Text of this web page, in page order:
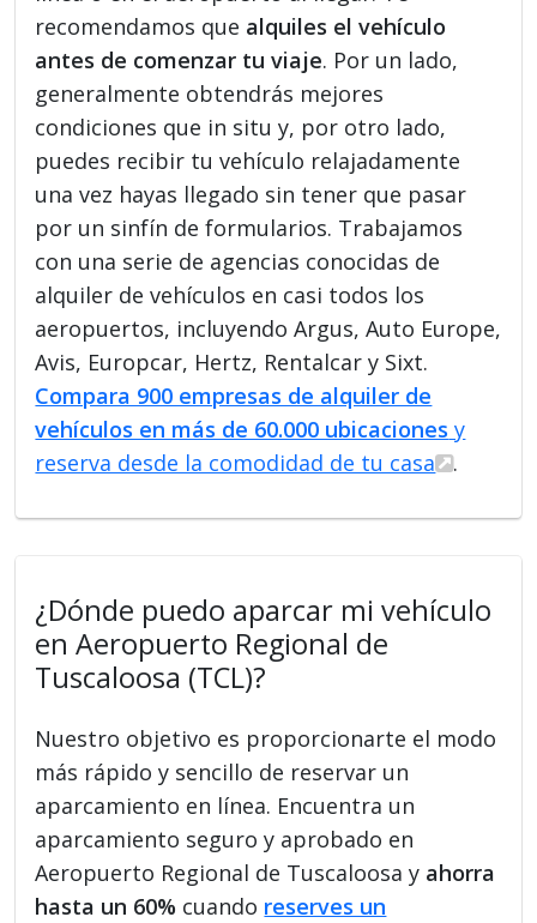
recomendamos que alquiles el vehículo
antes de comenzar tu viaje. Por un lado,
generalmente obtendrás mejores
condiciones que in situ y, por otro lado,
puedes recibir tu vehículo relajadamente
una vez hayas llegado sin tener que pasar
por un sinfín de formularios. Trabajamos
con una serie de agencias conocidas de
alquiler de vehículos en casi todos los
aeropuertos, incluyendo Argus, Auto Europe,
Avis, Europcar, Hertz, Rentalcar y Sixt.
Compara 900 empresas de alquiler de
vehículos en más de 60.000 ubicaciones y
reserva desde la comodidad de tu casa
.
¿Dónde puedo aparcar mi vehículo
en Aeropuerto Regional de
Tuscaloosa (TCL)?
Nuestro objetivo es proporcionarte el modo
más rápido y sencillo de reservar un
aparcamiento en línea. Encuentra un
aparcamiento seguro y aprobado en
Aeropuerto Regional de Tuscaloosa y ahorra
hasta un 60% cuando reserves un